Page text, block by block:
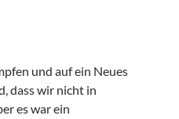
und auf ein Neues
dass wir nicht in
es war ein